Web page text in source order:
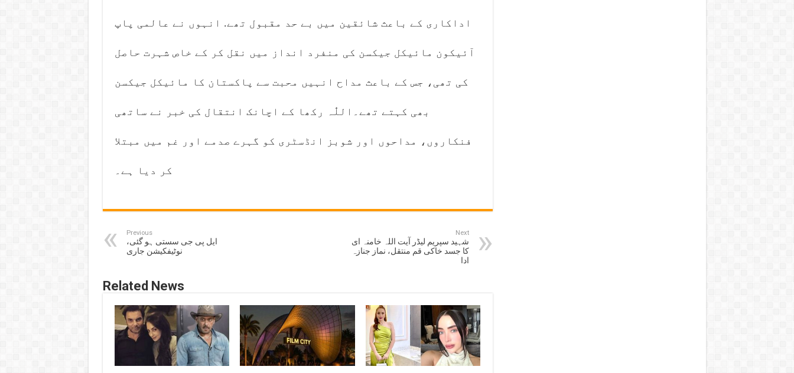
اداکاری کے باعث شائقین میں بے حد مقبول تھے. انہوں نے عالمی پاپ
آئیکون مائیکل جیکسن کی منفرد انداز میں نقل کر کے خاص شہرت حاصل
کی تھی، جس کے باعث مداح انہیں محبت سے پاکستان کا مائیکل جیکسن
بھی کہتے تھے۔اللّٰہ رکھا کے اچانک انتقال کی خبر نے ساتھی
فنکاروں، مداحوں اور شوبز انڈسٹری کو گہرے صدمے اور غم میں مبتلا
کر دیا ہے۔
Previous
ایل پی جی سستی ہو گئی،
نوٹیفکیشن جاری
Next
شہید سپریم لیڈر آیت اللہ خامنہ ای
کا جسد خاکی قم منتقل، نماز جنازہ
ادا
Related News